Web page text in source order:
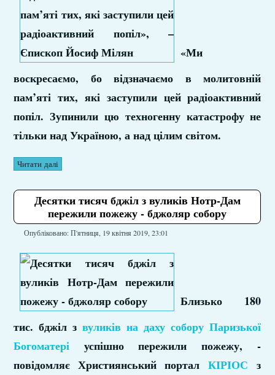
«Ми
воскресаємо, бо відзначаємо в молитовній
пам’яті тих, які заступили цей радіоактивний
попіл. Зупинили цю техногенну катастрофу не
тільки над Україною, а над цілим світом.
Читати далі
Десятки тисяч бджіл з вуликів Нотр-Дам
пережили пожежу - бджоляр собору
Опубліковано: П'ятниця, 19 квітня 2019, 23:01
Близько 180
тис. бджіл звуликів на даху собору Паризької
Богоматері успішно пережили пожежу, -
повідомляє Християнський порталКІРІОС з